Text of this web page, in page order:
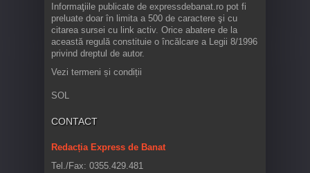
Informaţiile publicate de expressdebanat.ro pot fi
preluate doar în limita a 500 de caractere şi cu
citarea sursei cu link activ. Orice abatere de la
această regulă constituie o încălcare a Legii 8/1996
privind dreptul de autor.
Vezi termeni și condiții
SOL
CONTACT
Redacția Express de Banat
Tel./Fax: 0355.429.481